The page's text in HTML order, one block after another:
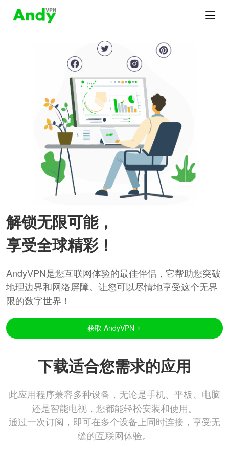
解锁无限可能，
享受全球精彩！
AndyVPN是您互联网体验的最佳伴侣，它帮助您突破
地理边界和网络屏障。让您可以尽情地享受这个无界
限的数字世界！
获取 AndyVPN
下载适合您需求的应用
此应用程序兼容多种设备，无论是手机、平板、电脑
还是智能电视，您都能轻松安装和使用。
通过一次订阅，即可在多个设备上同时连接，享受无
缝的互联网体验。